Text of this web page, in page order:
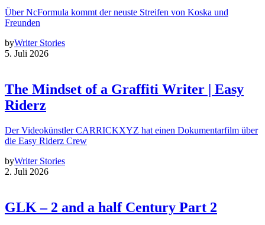
Über NcFormula kommt der neuste Streifen von Koska und
Freunden
byWriter Stories
5. Juli 2026
The Mindset of a Graffiti Writer | Easy
Riderz
Der Videokünstler CARRICKXYZ hat einen Dokumentarfilm über
die Easy Riderz Crew
byWriter Stories
2. Juli 2026
GLK – 2 and a half Century Part 2